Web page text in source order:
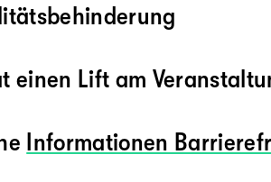
einen Lift am
Informationen